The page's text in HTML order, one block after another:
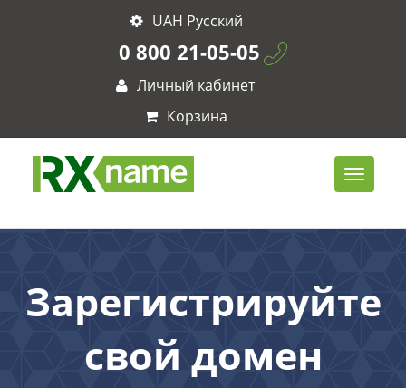
UAH Русский
0 800 21-05-05
Личный кабинет
Корзина
Зарегистрируйте
свой домен